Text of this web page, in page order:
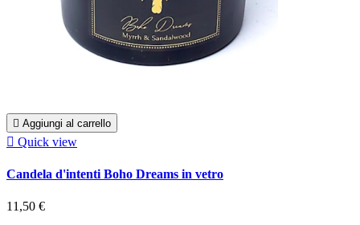
 Aggiungi al carrello
 Quick view
Candela d'intenti Boho Dreams in vetro
11,50 €